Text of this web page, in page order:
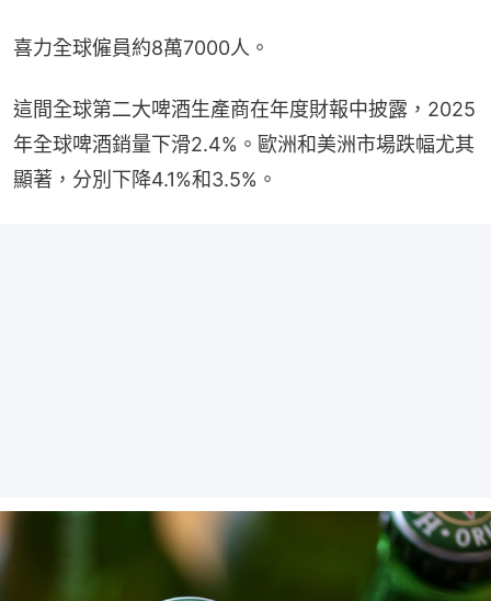
喜力全球僱員約8萬7000人。
這間全球第二大啤酒生產商在年度財報中披露，2025
年全球啤酒銷量下滑2.4%。歐洲和美洲市場跌幅尤其
顯著，分別下降4.1%和3.5%。